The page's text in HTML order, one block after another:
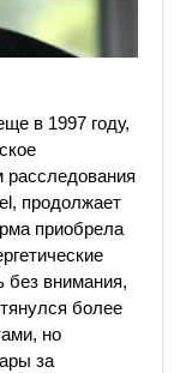
в 1997 году,
расследования
продолжает
приобрела
без внимания,
более
но
за